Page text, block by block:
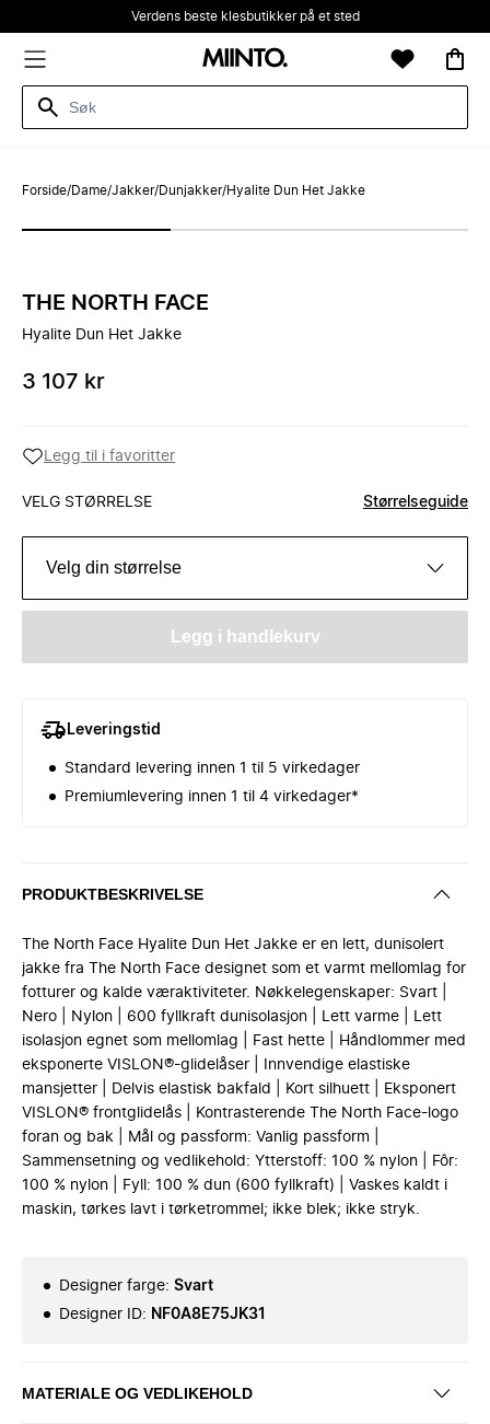
Verdens beste klesbutikker på et sted
Forside/Dame/Jakker/Dunjakker/Hyalite Dun Het Jakke
THE NORTH FACE
Hyalite Dun Het Jakke
3 107 kr
Legg til i favoritter
VELG STØRRELSE Størrelseguide
Velg din størrelse
Legg i handlekurv
Leveringstid
Standard levering innen 1 til 5 virkedager
Premiumlevering innen 1 til 4 virkedager*
PRODUKTBESKRIVELSE
The North Face Hyalite Dun Het Jakke er en lett, dunisolert
jakke fra The North Face designet som et varmt mellomlag for
fotturer og kalde væraktiviteter. Nøkkelegenskaper: Svart |
Nero | Nylon | 600 fyllkraft dunisolasjon | Lett varme | Lett
isolasjon egnet som mellomlag | Fast hette | Håndlommer med
eksponerte VISLON®-glidelåser | Innvendige elastiske
mansjetter | Delvis elastisk bakfald | Kort silhuett | Eksponert
VISLON® frontglidelås | Kontrasterende The North Face-logo
foran og bak | Mål og passform: Vanlig passform |
Sammensetning og vedlikehold: Ytterstoff: 100 % nylon | Fôr:
100 % nylon | Fyll: 100 % dun (600 fyllkraft) | Vaskes kaldt i
maskin, tørkes lavt i tørketrommel; ikke blek; ikke stryk.
Designer farge: Svart
Designer ID: NF0A8E75JK31
MATERIALE OG VEDLIKEHOLD